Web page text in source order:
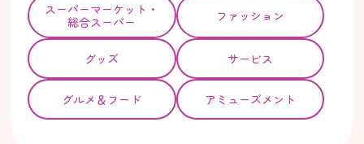
スーパーマーケット・
総合スーパー
ファッション
グッズ サービス
グルメ＆フード アミューズメント